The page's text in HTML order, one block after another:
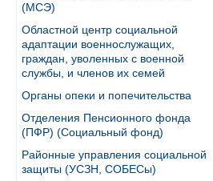
(МСЭ)
Областной центр социальной
адаптации военнослужащих,
граждан, уволенных с военной
службы, и членов их семей
Органы опеки и попечительства
Отделения Пенсионного фонда
(ПФР) (Социальный фонд)
Районные управления социальной
защиты (УСЗН, СОБЕСы)